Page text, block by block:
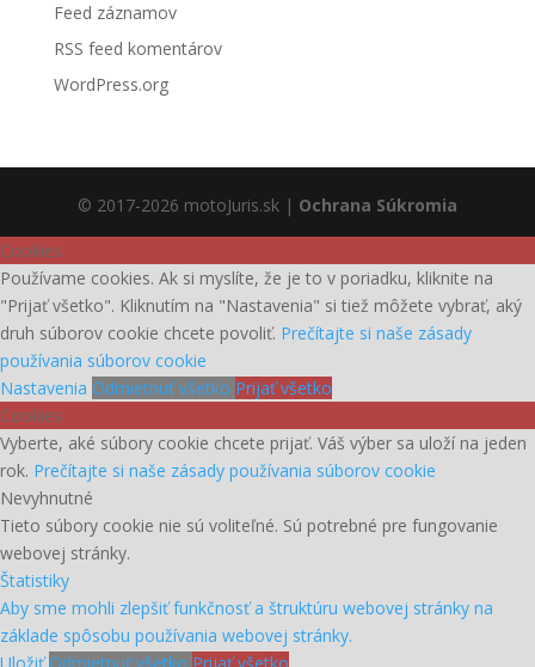
Feed záznamov
RSS feed komentárov
WordPress.org
© 2017-2026 motoJuris.sk | Ochrana Súkromia
Cookies
Používame cookies. Ak si myslíte, že je to v poriadku, kliknite na
"Prijať všetko". Kliknutím na "Nastavenia" si tiež môžete vybrať, aký
druh súborov cookie chcete povoliť. Prečítajte si naše zásady
používania súborov cookie
Nastavenia Odmietnuť všetko Prijať všetko
Cookies
Vyberte, aké súbory cookie chcete prijať. Váš výber sa uloží na jeden
rok. Prečítajte si naše zásady používania súborov cookie
Nevyhnutné
Tieto súbory cookie nie sú voliteľné. Sú potrebné pre fungovanie
webovej stránky.
Štatistiky
Aby sme mohli zlepšiť funkčnosť a štruktúru webovej stránky na
základe spôsobu používania webovej stránky.